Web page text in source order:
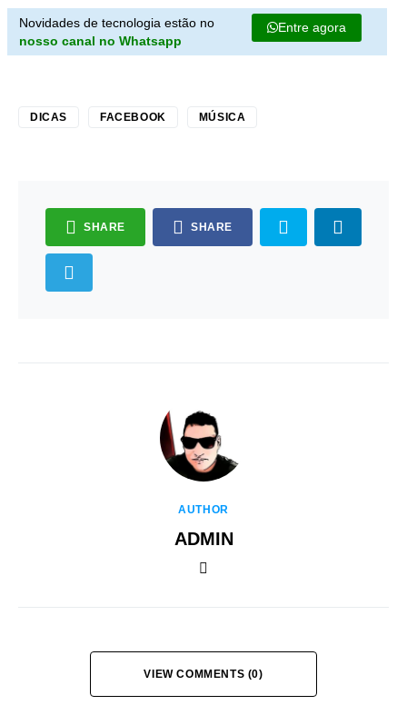
Novidades de tecnologia estão no
nosso canal no Whatsapp
Entre agora
DICAS FACEBOOK MÚSICA
SHARE SHARE
AUTHOR
ADMIN
VIEW COMMENTS (0)